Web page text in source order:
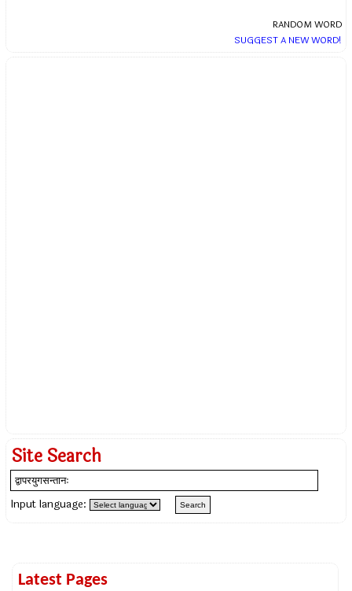
RANDOM WORD
SUGGEST A NEW WORD!
Site Search
Input language:
Latest Pages